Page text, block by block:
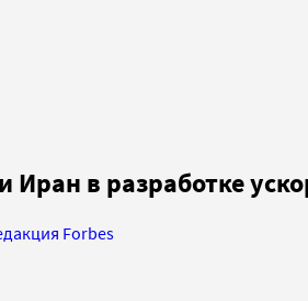
в разработке
Forbes